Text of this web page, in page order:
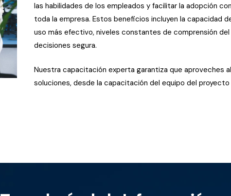
las habilidades de los empleados y facilitar la adopción
toda la empresa. Estos beneficios incluyen la capacidad
uso más efectivo, niveles constantes de comprensión
decisiones segura.
Nuestra capacitación experta garantiza que aproveches
soluciones, desde la capacitación del equipo del